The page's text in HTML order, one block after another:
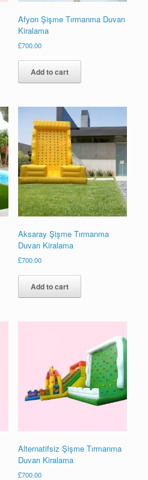
Afyon Şişme Tırmanma Duvarı
Kiralama
£700.00
Add to cart
Aksaray Şişme Tırmanma
Duvarı Kiralama
£700.00
Add to cart
Alternatifsiz Şişme Tırmanma
Duvarı Kiralama
£700.00